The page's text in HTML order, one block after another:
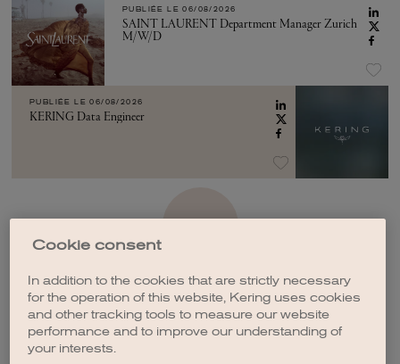
PUBLIÉE LE 06/08/2026
SAINT LAURENT Department Manager Zurich
M/W/D
PUBLIÉE LE 06/08/2026
KERING Data Engineer
CRÉER UNE ALERTE
Cookie consent
In addition to the cookies that are strictly necessary
for the operation of this website, Kering uses cookies
and other tracking tools to measure our website
performance and to improve our understanding of
your interests.